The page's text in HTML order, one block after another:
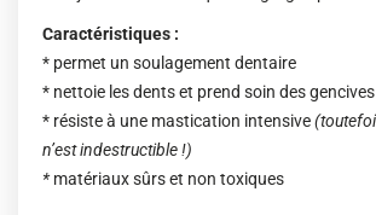
Caractéristiques :
* permet un soulagement dentaire
* nettoie les dents et prend soin des gencives
* résiste à une mastication intensive
n’est indestructible !)
*matériaux sûrs et non toxiques